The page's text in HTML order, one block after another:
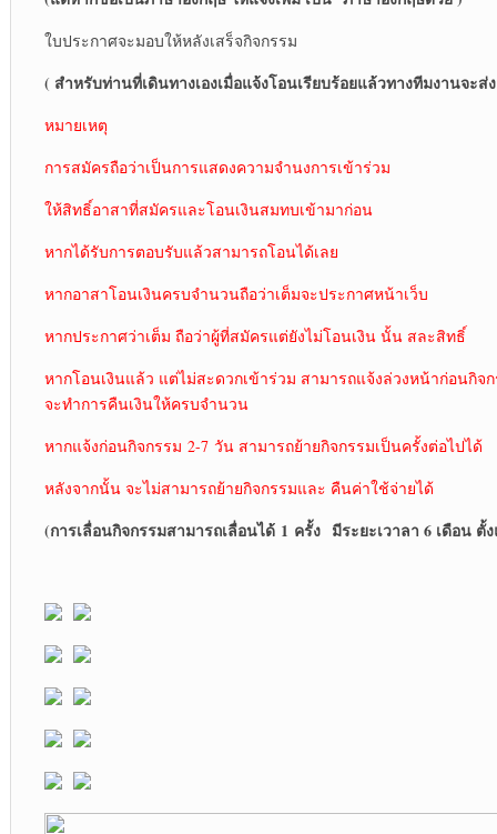
ใบประกาศจะมอบให้หลังเสร็จกิจกรรม
( สำหรับท่านที่เดินทางเองเมื่อแจ้งโอนเรียบร้อยแล้วทางทีมงานจะส่
หมายเหตุ
การสมัครถือว่าเป็นการแสดงความจำนงการเข้าร่วม
ให้สิทธิ์อาสาที่สมัครและโอนเงินสมทบเข้ามาก่อน
หากได้รับการตอบรับแล้วสามารถโอนได้เลย
หากอาสาโอนเงินครบจำนวนถือว่าเต็มจะประกาศหน้าเว็บ
หากประกาศว่าเต็ม ถือว่าผู้ที่สมัครแต่ยังไม่โอนเงิน นั้น สละสิทธิ์
หากโอนเงินแล้ว แต่ไม่สะดวกเข้าร่วม สามารถแจ้งล่วงหน้าก่อนกิจ
จะทำการคืนเงินให้ครบจำนวน
หากแจ้งก่อนกิจกรรม 2-7 วัน สามารถย้ายกิจกรรมเป็นครั้งต่อไปได้
หลังจากนั้น จะไม่สามารถย้ายกิจกรรมและ คืนค่าใช้จ่ายได้
(การเลื่อนกิจกรรมสามารถเลื่อนได้ 1 ครั้ง มีระยะเวาลา 6 เดือน ตั้